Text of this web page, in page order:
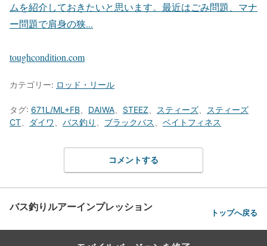
ムを紹介しておきたいと思います。最近はごみ問題、マナ
ー問題で肩身の狭...
toughcondition.com
カテゴリー: ロッド・リール
タグ: 671L/ML+FB DAIWA STEEZ スティーズ
スティーズ
CT
ダイワ バス釣り ブラックバス ベイトフィネス
コメントする
バス釣りルアーインプレッション トップへ戻る